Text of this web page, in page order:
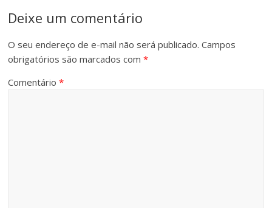
Deixe um comentário
O seu endereço de e-mail não será publicado. Campos
obrigatórios são marcados com*
Comentário*